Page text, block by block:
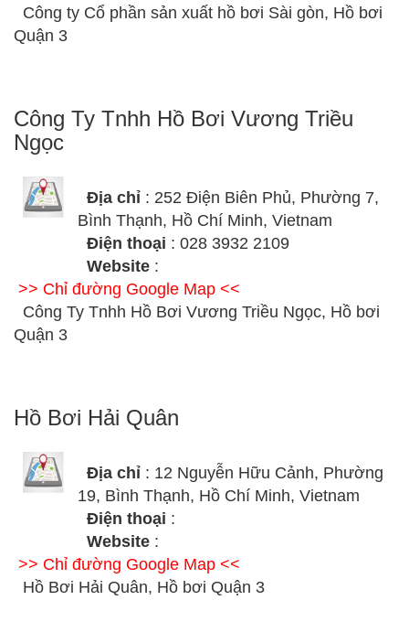
Công ty Cổ phần sản xuất hồ bơi Sài gòn, Hồ bơi
Quận 3
Công Ty Tnhh Hồ Bơi Vương Triều
Ngọc
Địa chỉ : 252 Điện Biên Phủ, Phường 7,
Bình Thạnh, Hồ Chí Minh, Vietnam
Điện thoại : 028 3932 2109
Website :
>> Chỉ đường Google Map <<
Công Ty Tnhh Hồ Bơi Vương Triều Ngọc, Hồ bơi
Quận 3
Hồ Bơi Hải Quân
Địa chỉ : 12 Nguyễn Hữu Cảnh, Phường
19, Bình Thạnh, Hồ Chí Minh, Vietnam
Điện thoại :
Website :
>> Chỉ đường Google Map <<
Hồ Bơi Hải Quân, Hồ bơi Quận 3